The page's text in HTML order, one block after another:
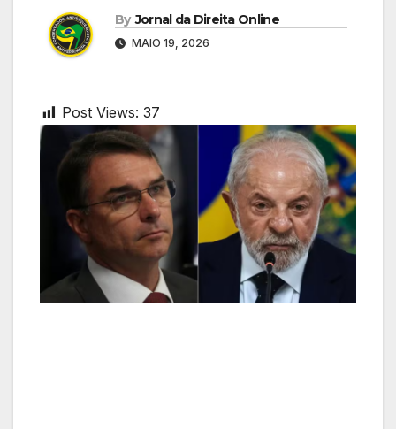
By Jornal da Direita Online
MAIO 19, 2026
Post Views: 37